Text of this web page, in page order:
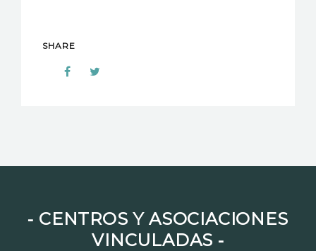
SHARE
⁃ CENTROS Y ASOCIACIONES
VINCULADAS ⁃